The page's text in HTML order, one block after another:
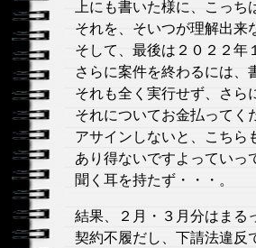
上にも書いた様に、こっち
それを、そいつが理解出来
そして、最後は２０２２年
さらに案件を終わるには、
それも全く実行せず、さら
それについてお金払ってく
アサインしないと、こちら
あり得ないですよっていっ
聞く耳を持たず・・・。
結果、２月・３月分はまる
契約不履だし、下請法違反